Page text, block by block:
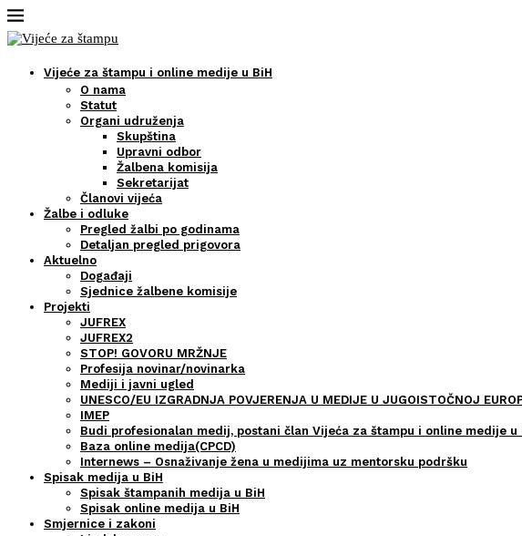
Vijeće za štampu i online medije u BiH
O nama
Statut
Organi udruženja
Skupština
Upravni odbor
Žalbena komisija
Sekretarijat
Članovi vijeća
Žalbe i odluke
Pregled žalbi po godinama
Detaljan pregled prigovora
Aktuelno
Događaji
Sjednice žalbene komisije
Projekti
JUFREX
JUFREX2
STOP! GOVORU MRŽNJE
Profesija novinar/novinarka
Mediji i javni ugled
UNESCO/EU IZGRADNJA POVJERENJA U MEDIJE U JUGOISTOČNOJ
IMEP
Budi profesionalan medij, postani član Vijeća za štampu i online medije u
Baza online medija(CPCD)
Internews – Osnaživanje žena u medijima uz mentorsku podršku
Spisak medija u BiH
Spisak štampanih medija u BiH
Spisak online medija u BiH
Smjernice i zakoni